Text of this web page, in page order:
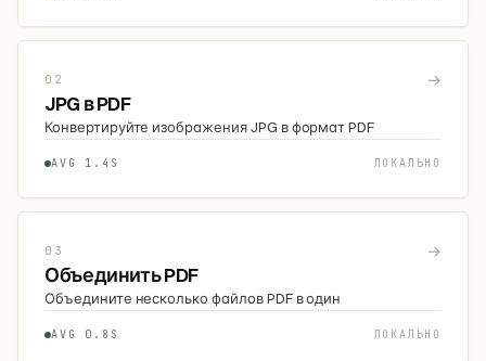
02 →
JPG в PDF
Конвертируйте изображения JPG в формат PDF
AVG 1.4S ЛОКАЛЬНО
03 →
Объединить PDF
Объедините несколько файлов PDF в один
AVG 0.8S ЛОКАЛЬНО